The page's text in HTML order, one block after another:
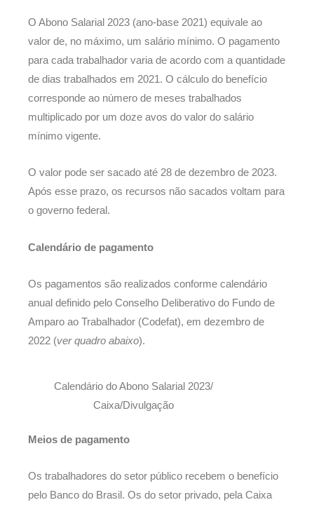
O Abono Salarial 2023 (ano-base 2021) equivale ao
valor de, no máximo, um salário mínimo. O pagamento
para cada trabalhador varia de acordo com a quantidade
de dias trabalhados em 2021. O cálculo do benefício
corresponde ao número de meses trabalhados
multiplicado por um doze avos do valor do salário
mínimo vigente.
O valor pode ser sacado até 28 de dezembro de 2023.
Após esse prazo, os recursos não sacados voltam para
o governo federal.
Calendário de pagamento
Os pagamentos são realizados conforme calendário
anual definido pelo Conselho Deliberativo do Fundo de
Amparo ao Trabalhador (Codefat), em dezembro de
2022 (ver quadro abaixo).
Calendário do Abono Salarial 2023/
Caixa/Divulgação
Meios de pagamento
Os trabalhadores do setor público recebem o benefício
pelo Banco do Brasil. Os do setor privado, pela Caixa